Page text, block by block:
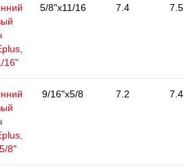
16"
5/8"x11/16 7.4 7.5
8"
9/16"x5/8 7.2 7.4